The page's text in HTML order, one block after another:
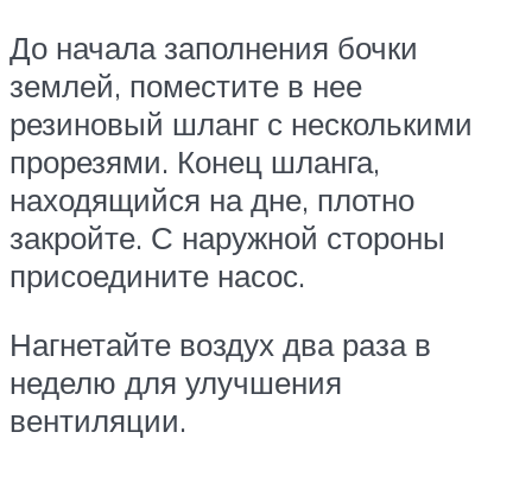
До начала заполнения бочки
землей, поместите в нее
резиновый шланг с несколькими
прорезями. Конец шланга,
находящийся на дне, плотно
закройте. С наружной стороны
присоедините насос.
Нагнетайте воздух два раза в
неделю для улучшения
вентиляции.